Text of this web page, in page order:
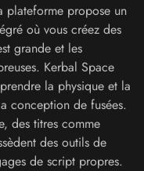
plateforme propose un
où vous créez des
grande et les
Kerbal Space
la physique et la
conception de fusées.
des titres comme
des outils de
de script propres.